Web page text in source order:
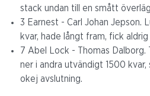
stack undan till en smått
3 Earnest - Carl Johan
kvar, hade långt fram, fick
7 Abel Lock - Thomas
ner i andra utvändigt 1500
okej avslutning.